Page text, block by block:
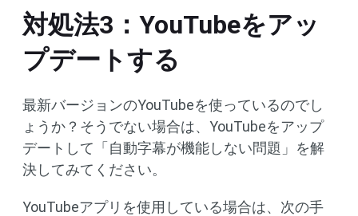
対処法3：YouTubeをアッ
プデートする
最新バージョンのYouTubeを使っているのでし
ょうか？そうでない場合は、YouTubeをアップ
デートして「自動字幕が機能しない問題」を解
決してみてください。
YouTubeアプリを使用している場合は、次の手